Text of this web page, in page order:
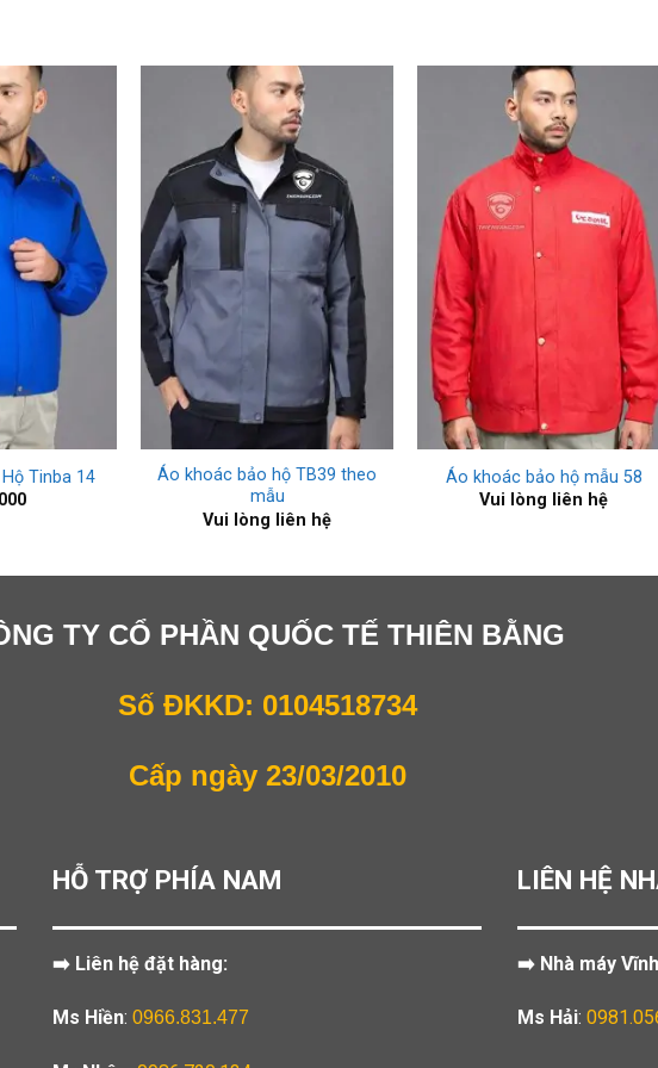
Tinba 14
+
Áo khoác bảo hộ TB39 theo
mẫu
Vui lòng liên hệ
+
Áo khoác bảo hộ mẫu 58
Vui lòng liên hệ
TY CỔ PHẦN QUỐC TẾ THIÊN BẰNG
Số ĐKKD: 0104518734
Cấp ngày 23/03/2010
HỖ TRỢ PHÍA NAM
➡️ Liên hệ đặt hàng:
Ms Hiền: 0966.831.477
LIÊN HỆ
➡️ Nhà máy
Ms Hải: